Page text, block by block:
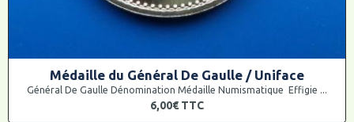
Médaille du Général De Gaulle / Uniface
Général De Gaulle Dénomination Médaille Numismatique Effigie ...
6,00€ TTC